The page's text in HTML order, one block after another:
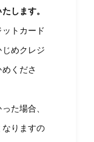
します。
トカード
めクレジ
くださ
た場合、
りますの